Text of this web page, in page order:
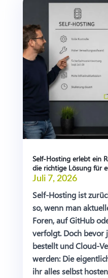
Self-Hosting erlebt ein
die richtige Lösung für
Juli 7, 2026
Self-Hosting ist
so, wenn man
Foren, auf GitHub
verfolgt. Doch bevor
bestellt und Cloud-
werden: Die
ihr alles selbst